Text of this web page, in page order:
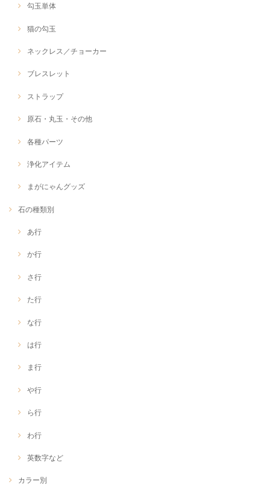
勾玉単体
猫の勾玉
ネックレス／チョーカー
ブレスレット
ストラップ
原石・丸玉・その他
各種パーツ
浄化アイテム
まがにゃんグッズ
石の種類別
あ行
か行
さ行
た行
な行
は行
ま行
や行
ら行
わ行
英数字など
カラー別